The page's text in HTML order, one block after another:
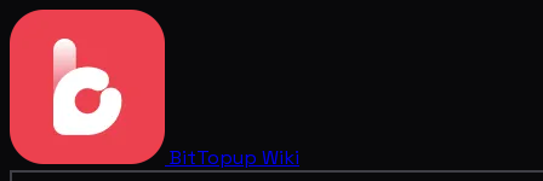
BitTopup Wiki